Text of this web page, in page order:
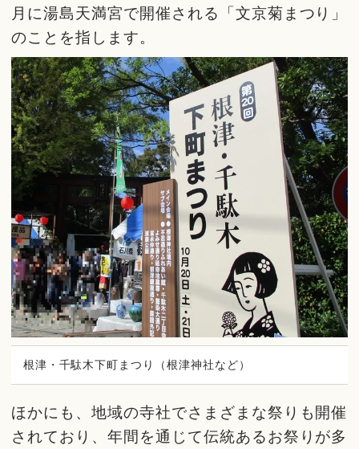
月に湯島天満宮で開催される「文京菊まつり」
のことを指します。
根津・千駄木下町まつり（根津神社など）
ほかにも、地域の寺社でさまざまな祭りも開催
されており、年間を通じて伝統あるお祭りが多